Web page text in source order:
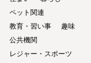
ペット関連
教育・習い事
趣味
公共機関
レジャー・スポーツ